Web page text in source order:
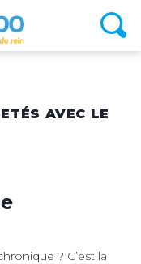
AVEC LE
? C’est la